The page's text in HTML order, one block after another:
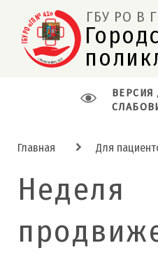
ГБУ РО В
ВЕРСИЯ
Главная Для
Неделя